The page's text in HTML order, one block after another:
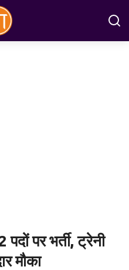
पर भर्ती, ट्रेनी
मौका